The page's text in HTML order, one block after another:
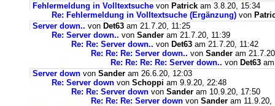
Fehlermeldung in Volltextsuche von Patrick am 3.8.20, 15:34
Re: Fehlermeldung in Volltextsuche (Ergänzung) von
Server down.. von Det63 am 21.7.20, 11:25
Re: Server down.. von Sander am 21.7.20, 11:39
Re: Re: Server down.. von Det63 am 21.7.20, 11:42
Re: Re: Re: Server down.. von Sander am
Re: Re: Re: Re: Server down.. von Det63
Server down von Sander am 26.6.20, 12:03
Re: Server down von Schoppi am 9.9.20, 22:48
Re: Re: Server down von Sander am 10.9.20, 17:50
Re: Re: Re: Server down von Sander am 11.9.20,